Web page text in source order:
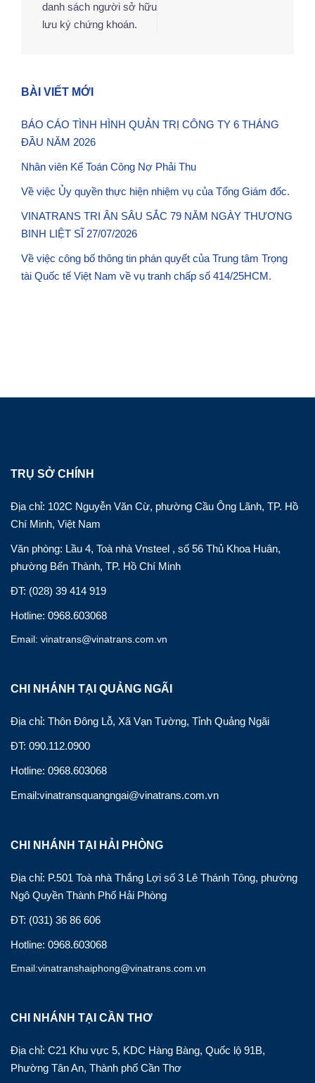
danh sách người sở hữu
lưu ký chứng khoán.
BÀI VIẾT MỚI
BÁO CÁO TÌNH HÌNH QUẢN TRỊ CÔNG TY 6 THÁNG
ĐẦU NĂM 2026
Nhân viên Kế Toán Công Nợ Phải Thu
Về việc Ủy quyền thực hiện nhiệm vụ của Tổng Giám đốc.
VINATRANS TRI ÂN SÂU SẮC 79 NĂM NGÀY THƯƠNG
BINH LIỆT SĨ 27/07/2026
Về việc công bố thông tin phán quyết của Trung tâm Trọng
tài Quốc tế Việt Nam về vụ tranh chấp số 414/25HCM.
TRỤ SỞ CHÍNH
Địa chỉ: 102C Nguyễn Văn Cừ, phường Cầu Ông Lãnh, TP. Hồ
Chí Minh, Việt Nam
Văn phòng: Lầu 4, Toà nhà Vnsteel , số 56 Thủ Khoa Huân,
phường Bến Thành, TP. Hồ Chí Minh
ĐT: (028) 39 414 919
Hotline: 0968.603068
Email: vinatrans@vinatrans.com.vn
CHI NHÁNH TẠI QUẢNG NGÃI
Địa chỉ: Thôn Đông Lỗ, Xã Vạn Tường, Tỉnh Quảng Ngãi
ĐT: 090.112.0900
Hotline: 0968.603068
Email:vinatransquangngai@vinatrans.com.vn
CHI NHÁNH TẠI HẢI PHÒNG
Địa chỉ: P.501 Toà nhà Thắng Lợi số 3 Lê Thánh Tông, phường
Ngô Quyền Thành Phố Hải Phòng
ĐT: (031) 36 86 606
Hotline: 0968.603068
Email:vinatranshaiphong@vinatrans.com.vn
CHI NHÁNH TẠI CẦN THƠ
Địa chỉ: C21 Khu vực 5, KDC Hàng Bàng, Quốc lộ 91B,
Phường Tân An, Thành phố Cần Thơ